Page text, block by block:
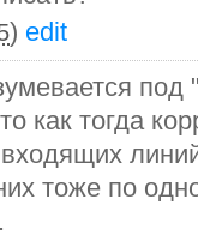
) edit
как тогда
тоже по